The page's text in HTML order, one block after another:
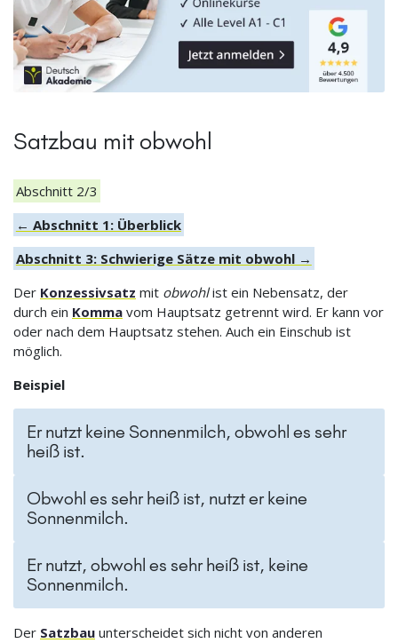
Satzbau mit obwohl
Abschnitt 2/3
← Abschnitt 1: Überblick
Abschnitt 3: Schwierige Sätze mit obwohl →
Der Konzessivsatz mit obwohlist ein Nebensatz, der
durch ein Komma vom Hauptsatz getrennt wird. Er kann vor
oder nach dem Hauptsatz stehen. Auch ein Einschub ist
möglich.
Beispiel
Er nutzt keine Sonnenmilch, obwohl es sehr
heiß ist.
Obwohl es sehr heiß ist, nutzt er keine
Sonnenmilch.
Er nutzt, obwohl es sehr heiß ist, keine
Sonnenmilch.
Der Satzbau unterscheidet sich nicht von anderen